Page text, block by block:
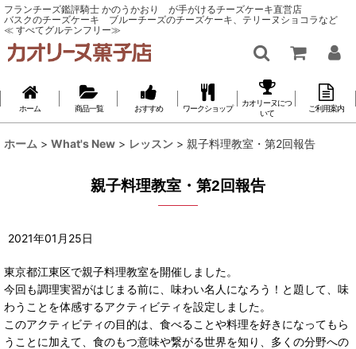
フランチーズ鑑評騎士 かのうかおり が手がけるチーズケーキ直営店
バスクのチーズケーキ ブルーチーズのチーズケーキ、テリーヌショコラなど
≪ すべてグルテンフリー≫
ホーム 商品一覧 おすすめ ワークショップ
カオリーヌにつ
いて
ご利用案内
ホーム > What's New > レッスン > 親子料理教室・第2回報告
親子料理教室・第2回報告
2021年01 月 25日
東京都江東区で親子料理教室を開催しました。
今回も調理実習がはじまる前に、味わい名人になろう！と題して、味
わうことを体感するアクティビティを設定しました。
このアクティビティの目的は、食べることや料理を好きになってもら
うことに加えて、食のもつ意味や繋がる世界を知り、多くの分野への